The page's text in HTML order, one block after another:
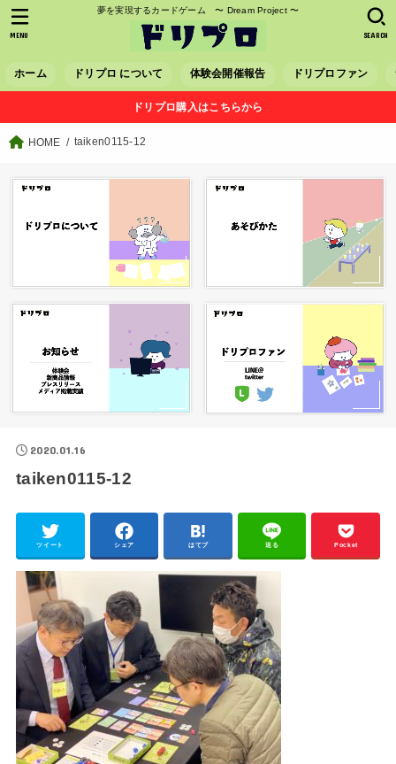
夢を実現するカードゲーム 〜 Dream Project 〜
ホーム ドリプロ について 体験会開催報告 ドリプロファン
SEARCH
MENU
ドリプロ購入はこちらから
HOME taiken0115-12
2020.01.16
taiken0115-12
ツイート シェア はてブ 送る Pocket